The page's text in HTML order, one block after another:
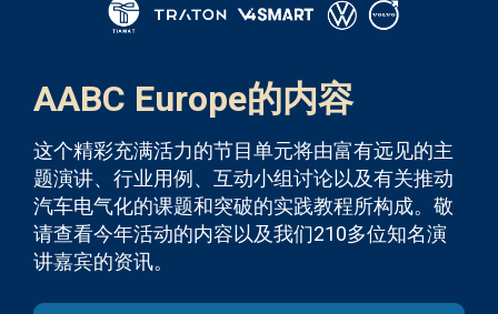
AABC Europe的内容
这个精彩充满活力的节目单元将由富有远见的主
题演讲、行业用例、互动小组讨论以及有关推动
汽车电气化的课题和突破的实践教程所构成。敬
请查看今年活动的内容以及我们210多位知名演
讲嘉宾的资讯。